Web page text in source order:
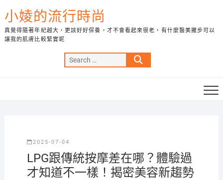
to
content
小婈的流行時尚
真覺得隨著年紀越大，更該好好保養，才不會看起來很老，有什麼醫美撇步可以
讓我的肌膚比較緊實呢
Search
…
2025-07-04
LPG跟傳統按摩差在哪？體驗過
才知道不一樣！揭密美容新趨勢